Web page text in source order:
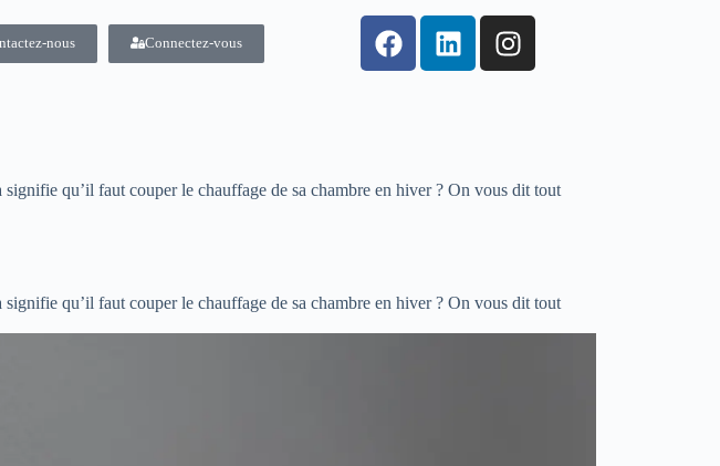
nous Connectez-vous
qu’il faut couper le chauffage de sa chambre en hiver ? On vous dit tout
qu’il faut couper le chauffage de sa chambre en hiver ? On vous dit tout